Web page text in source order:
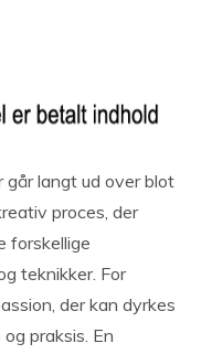
går langt ud over blot
proces, der
forskellige
teknikker. For
der kan dyrkes
praksis. En